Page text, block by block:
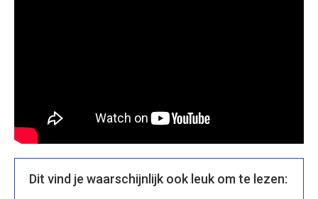
Dit vind je waarschijnlijk ook leuk om te lezen: